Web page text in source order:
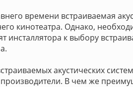
времени встраиваемая
кинотеатра. Однако,
инсталлятора к выбору
акустических
В чем же